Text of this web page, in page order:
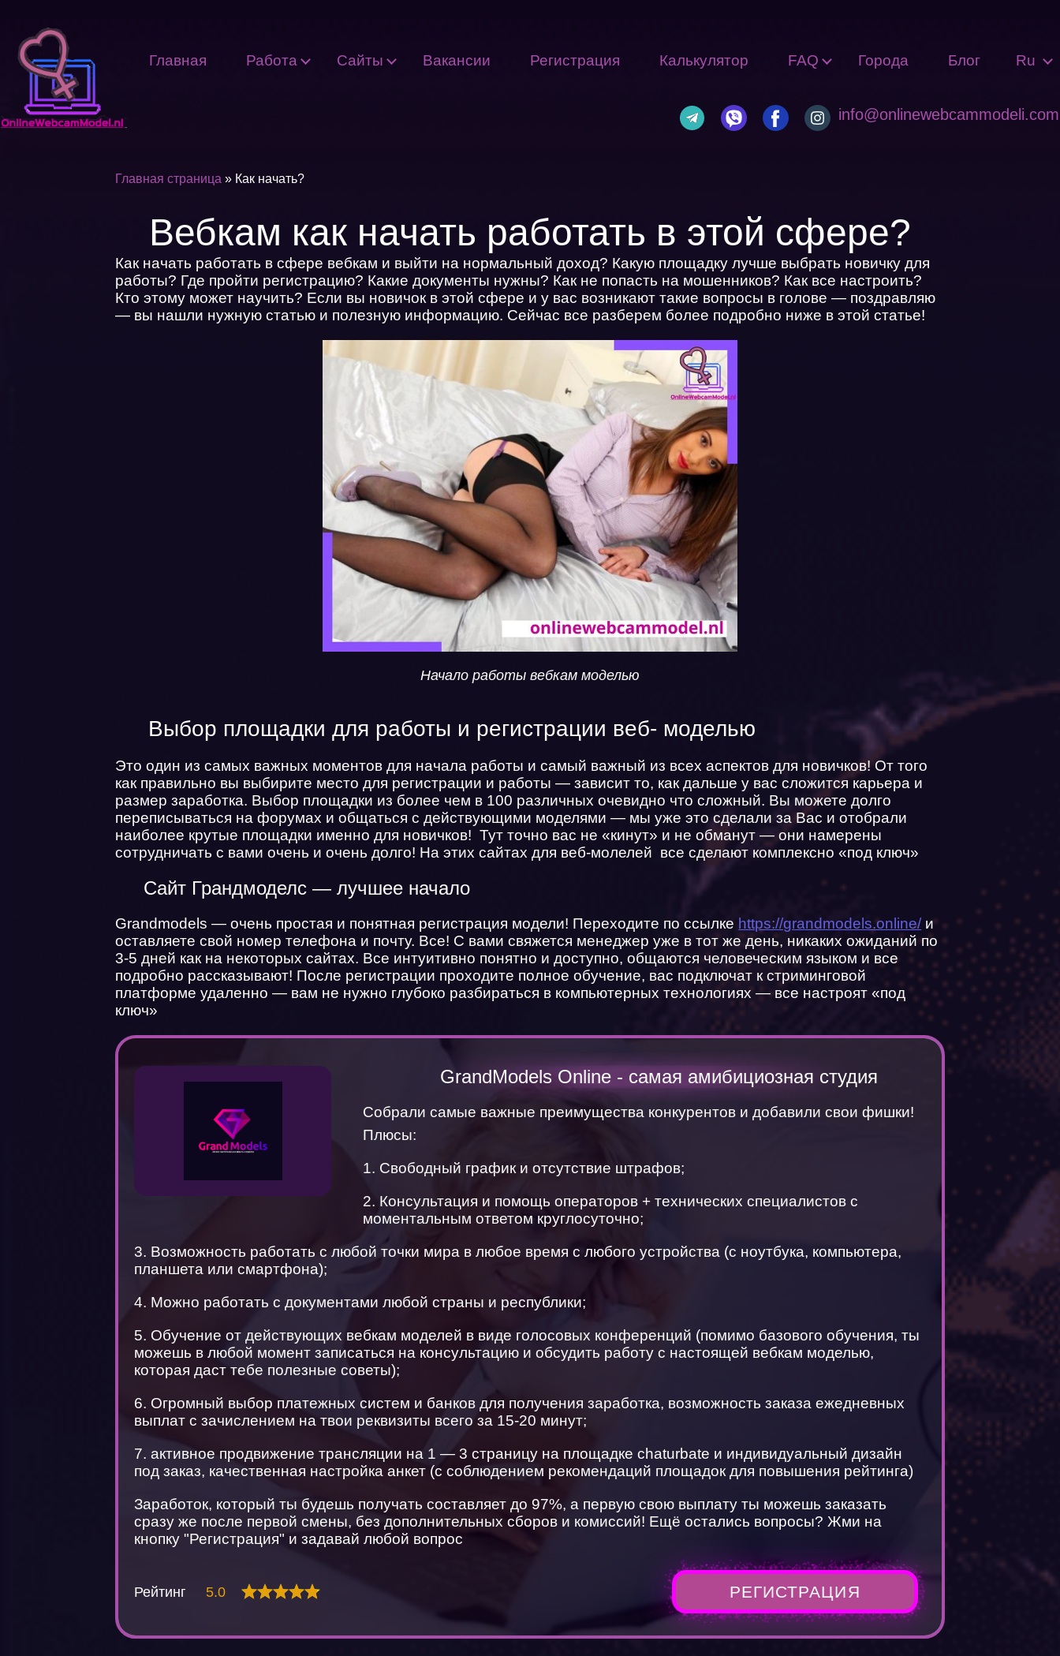
Главная Работа Сайты Вакансии Регистрация Калькулятор FAQ Города Блог Ru
info@onlinewebcammodeli.com
Главная страница » Как начать?
Вебкам как начать работать в этой сфере?
Как начать работать в сфере вебкам и выйти на нормальный доход? Какую площадку лучше выбрать новичку для
работы? Где пройти регистрацию? Какие документы нужны? Как не попасть на мошенников? Как все настроить?
Кто этому может научить? Если вы новичок в этой сфере и у вас возникают такие вопросы в голове — поздравляю
— вы нашли нужную статью и полезную информацию. Сейчас все разберем более подробно ниже в этой статье!
Начало работы вебкам моделью
Выбор площадки для работы и регистрации веб- моделью
Это один из самых важных моментов для начала работы и самый важный из всех аспектов для новичков! От того
как правильно вы выбирите место для регистрации и работы — зависит то, как дальше у вас сложится карьера и
размер заработка. Выбор площадки из более чем в 100 различных очевидно что сложный. Вы можете долго
переписываться на форумах и общаться с действующими моделями — мы уже это сделали за Вас и отобрали
наиболее крутые площадки именно для новичков! Тут точно вас не «кинут» и не обманут — они намерены
сотрудничать с вами очень и очень долго! На этих сайтах для веб-молелей все сделают комплексно «под ключ»
Сайт Грандмоделс — лучшее начало
Grandmodels — очень простая и понятная регистрация модели! Переходите по ссылке https://grandmodels.online/и
оставляете свой номер телефона и почту. Все! С вами свяжется менеджер уже в тот же день, никаких ожиданий по
3-5 дней как на некоторых сайтах. Все интуитивно понятно и доступно, общаются человеческим языком и все
подробно рассказывают! После регистрации проходите полное обучение, вас подключат к стриминговой
платформе удаленно — вам не нужно глубоко разбираться в компьютерных технологиях — все настроят «под
ключ»
GrandModels Online - самая амибициозная студия
Собрали самые важные преимущества конкурентов и добавили свои фишки!
Плюсы:
1. Свободный график и отсутствие штрафов;
2. Консультация и помощь операторов + технических специалистов с
моментальным ответом круглосуточно;
3. Возможность работать с любой точки мира в любое время с любого устройства (с ноутбука, компьютера,
планшета или смартфона);
4. Можно работать с документами любой страны и республики;
5. Обучение от действующих вебкам моделей в виде голосовых конференций (помимо базового обучения, ты
можешь в любой момент записаться на консультацию и обсудить работу с настоящей вебкам моделью,
которая даст тебе полезные советы);
6. Огромный выбор платежных систем и банков для получения заработка, возможность заказа ежедневных
выплат с зачислением на твои реквизиты всего за 15-20 минут;
7. активное продвижение трансляции на 1 — 3 страницу на площадке chaturbate и индивидуальный дизайн
под заказ, качественная настройка анкет (с соблюдением рекомендаций площадок для повышения рейтинга)
Заработок, который ты будешь получать составляет до 97%, а первую свою выплату ты можешь заказать
сразу же после первой смены, без дополнительных сборов и комиссий! Ещё остались вопросы? Жми на
кнопку "Регистрация" и задавай любой вопрос
Рейтинг 5.0 РЕГИСТРАЦИЯ